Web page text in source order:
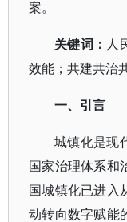
案。
关键词 ： 人
效能；共建共治
一、引言
城镇化是现
国家治理体系和
国城镇化已进入
动转向数字赋能